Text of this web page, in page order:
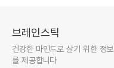
브레인스틱
건강한 마인드로 살기 위한 정
를 제공합니다